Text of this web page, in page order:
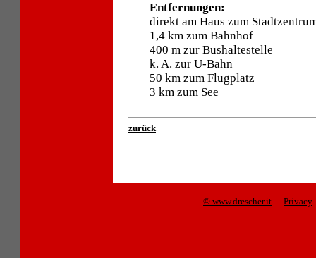
Entfernungen:
direkt am Haus zum
1,4 km zum Bahnhof
400 m zur Bushaltestelle
k. A. zur U-Bahn
50 km zum Flugplatz
3 km zum See
zurück
© www.drescher.it - - Privacy